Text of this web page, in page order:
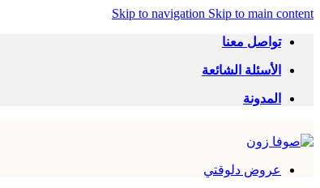
Skip to navigation Skip to main content
تواصل معنا
الأسئلة الشائعة
المدونة
عروض دلوقتي